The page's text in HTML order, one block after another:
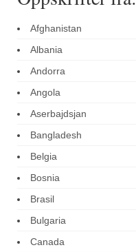
Afghanistan
Albania
Andorra
Angola
Aserbajdsjan
Bangladesh
Belgia
Bosnia
Brasil
Bulgaria
Canada